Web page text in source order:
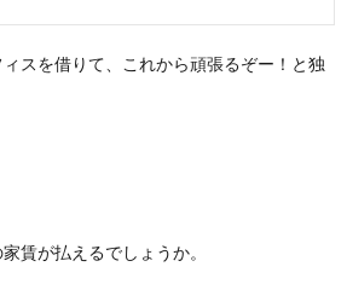
スを借りて、これから頑張るぞー！と独
賃が払えるでしょうか。